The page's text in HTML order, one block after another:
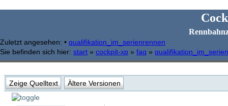
Zuletzt angesehen: • qualifikation_im_serienrennen
Sie befinden sich hier: start » cockpit-xp » faq »
Zeige Quelltext Ältere Versionen